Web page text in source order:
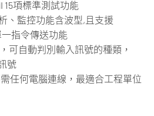
15項標準測試功能
、監控功能含波型,且支援
一指令傳送功能
可自動判別輸入訊號的種類，
號
任何電腦連線，最適合工程單位